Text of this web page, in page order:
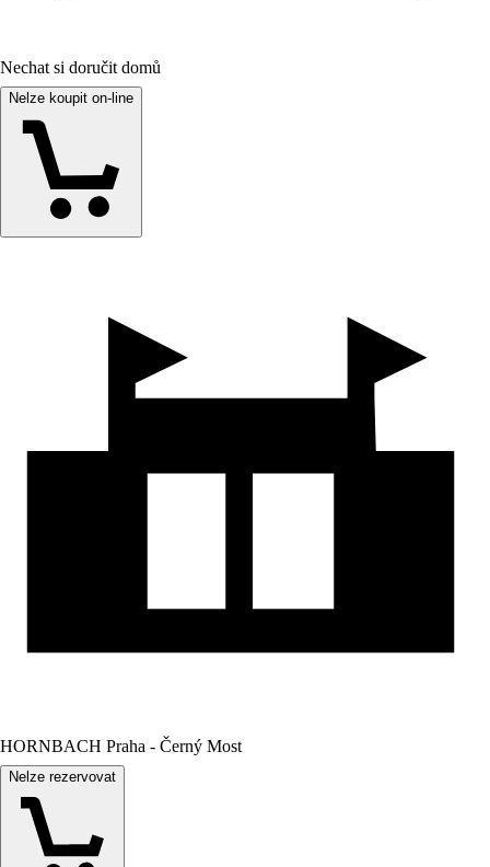
Nechat si doručit domů
Nelze koupit on-line
HORNBACH Praha - Černý Most
Nelze rezervovat